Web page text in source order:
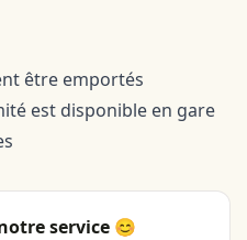
être emportés
est disponible en gare
service 😊